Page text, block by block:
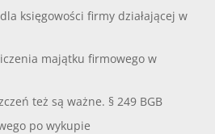
księgowości firmy działającej w
majątku firmowego w
też są ważne. § 249 BGB
po wykupie